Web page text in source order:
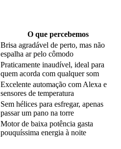
O que percebemos
Brisa agradável de perto, mas não
espalha ar pelo cômodo
Praticamente inaudível, ideal para
quem acorda com qualquer som
Excelente automação com Alexa e
sensores de temperatura
Sem hélices para esfregar, apenas
passar um pano na torre
Motor de baixa potência gasta
pouquíssima energia à noite